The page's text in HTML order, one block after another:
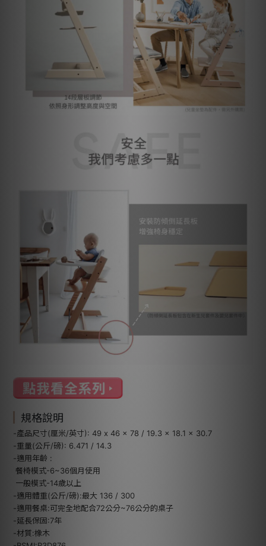
規格說明
-產品尺寸(厘米/英寸): 49 x 46 x 78 / 19.3 x 18.1 x 30.7
-重量(公斤/磅): 6.471 / 14.3
-適用年齡 :
餐椅模式-6~36個月使用
一般模式-14歲以上
-適用體重(公斤/磅):最大 136 / 300
-適用餐桌:可完全地配合72公分~76公分的桌子
-延長保固:7年
-材質:橡木